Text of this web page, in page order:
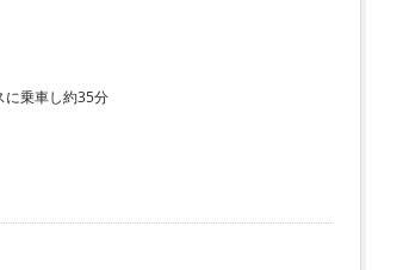
に乗車し約35分